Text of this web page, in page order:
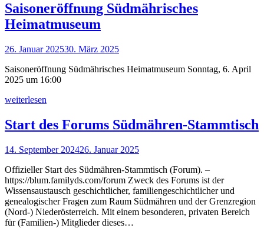
Saisoneröffnung Südmährisches
Heimatmuseum
26. Januar 202530. März 2025
Saisoneröffnung Südmährisches Heimatmuseum Sonntag, 6. April
2025 um 16:00
weiterlesen
Start des Forums Südmähren-Stammtisch
14. September 202426. Januar 2025
Offizieller Start des Südmähren-Stammtisch (Forum). –
https://blum.familyds.com/forum Zweck des Forums ist der
Wissensaustausch geschichtlicher, familiengeschichtlicher und
genealogischer Fragen zum Raum Südmähren und der Grenzregion
(Nord-) Niederösterreich. Mit einem besonderen, privaten Bereich
für (Familien-) Mitglieder dieses…